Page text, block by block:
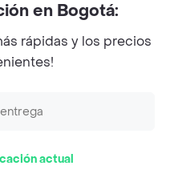
Instagram
rights reserved.
en Bogotá:
rápidas y los precios
actual